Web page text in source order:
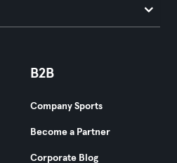
B2B
Company Sports
Become a Partner
Corporate Blog